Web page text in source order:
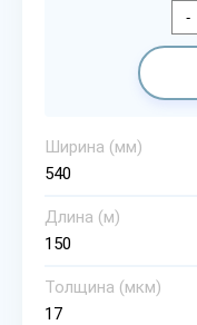
-
Ширина (мм)
540
Длина (м)
150
Толщина (мкм)
17